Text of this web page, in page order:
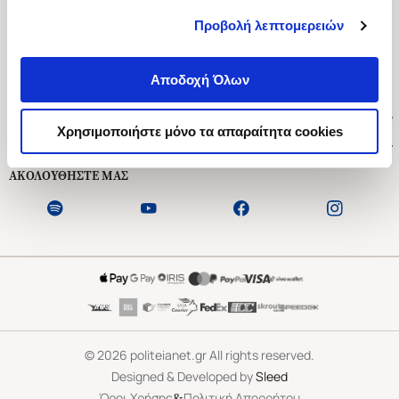
Προβολή λεπτομερειών
Αποδοχή Όλων
Χρησιμοποιήστε μόνο τα απαραίτητα cookies
Ασκληπιού 1-3, Αθήνα 106 79
Δευτέρα - Παρασκευή 09:00-21:00
Εξυπηρέτηση Πελατών
ΑΚΟΛΟΥΘΗΣΤΕ ΜΑΣ
©2026 politeianet.gr All rights reserved.
Designed & Developed bySleed